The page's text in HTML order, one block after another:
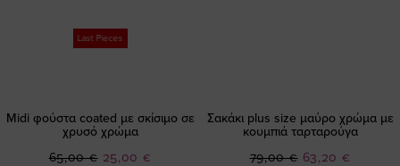
Last Pieces
Midi φούστα coated με σκίσιμο σε
χρυσό χρώμα
Ειδική
25,00 €
65,00 €
Σακάκι plus size μαύρο χρώμα με
κουμπιά ταρταρούγα
Ειδική
63,20 €
79,00 €